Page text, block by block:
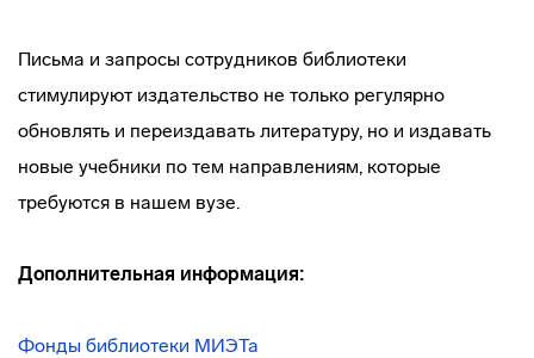
Письма и запросы сотрудников библиотеки
стимулируют издательство не только регулярно
обновлять и переиздавать литературу, но и издавать
новые учебники по тем направлениям, которые
требуются в нашем вузе.
Дополнительная информация:
Фонды библиотеки МИЭТа